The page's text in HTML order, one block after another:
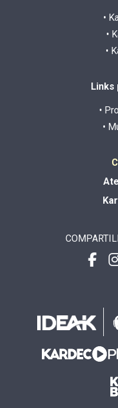
•
•
•
Links
•
•